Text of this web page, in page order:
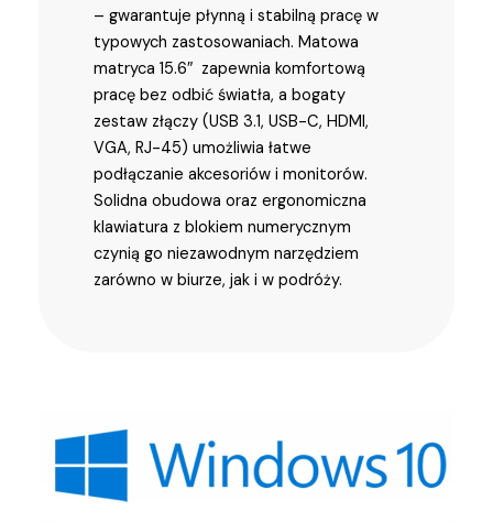
– gwarantuje płynną i stabilną pracę w
typowych zastosowaniach. Matowa
matryca 15.6″ zapewnia komfortową
pracę bez odbić światła, a bogaty
zestaw złączy (USB 3.1, USB-C, HDMI,
VGA, RJ-45) umożliwia łatwe
podłączanie akcesoriów i monitorów.
Solidna obudowa oraz ergonomiczna
klawiatura z blokiem numerycznym
czynią go niezawodnym narzędziem
zarówno w biurze, jak i w podróży.